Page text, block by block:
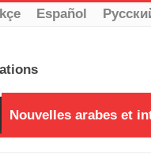
Español
Nouvelles arabes et